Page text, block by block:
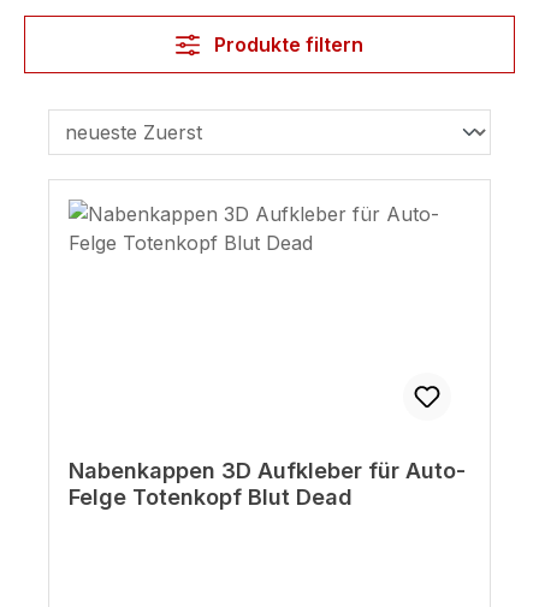
Produkte filtern
Nabenkappen 3D Aufkleber für Auto-
Felge Totenkopf Blut Dead